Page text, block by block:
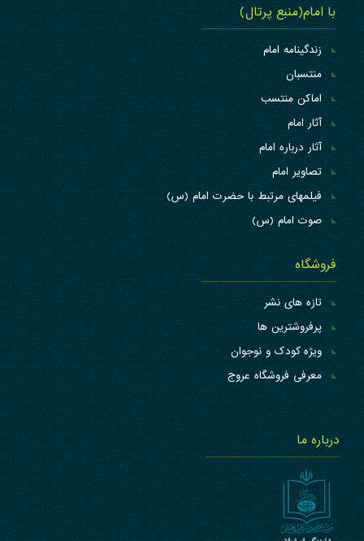
با امام(منبع پرتال)
زندگینامه امام
منتسبان
اماکن منتسب
آثار امام
آثار درباره امام
تصاویر امام
فیلمهای مرتبط با حضرت امام (س)
صوت امام (س)
فروشگاه
تازه های نشر
پرفروشترین ها
ویژه کودک و نوجوان
معرفی فروشگاه عروج
درباره ما